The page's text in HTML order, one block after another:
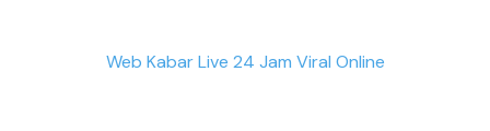
Web Kabar Live 24 Jam Viral Online